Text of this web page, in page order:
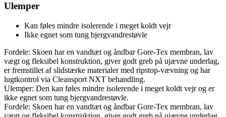
Ulemper
Kan føles mindre isolerende i meget koldt vejr
Ikke egnet som tung bjergvandrestøvle
Fordele: Skoen har en vandtæt og åndbar Gore-Tex membran, lav
vægt og fleksibel konstruktion, giver godt greb på ujævne underlag,
er fremstillet af slidstærke materialer med ripstop-vævning og har
lugtkontrol via Cleansport NXT behandling.
Ulemper: Den kan føles mindre isolerende i meget koldt vejr og er
ikke egnet som tung bjergvandrestøvle.
Fordele: Skoen har en vandtæt og åndbar Gore-Tex membran, lav